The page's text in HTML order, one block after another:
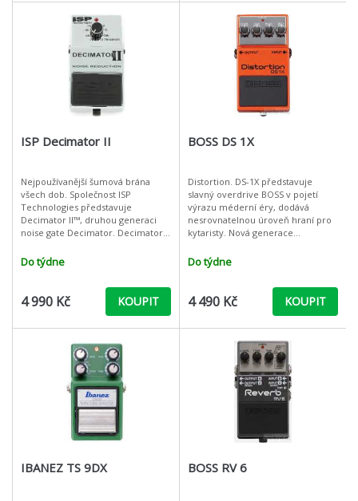
ISP Decimator II
Nejpoužívanější šumová brána
všech dob. Společnost ISP
Technologies představuje
Decimator II™, druhou generaci
noise gate Decimator. Decimator II
inovace, které jsou tak jedinečné,
že jso
Do týdne
4 990 Kč KOUPIT
BOSS DS 1X
Distortion. DS-1X představuje
slavný overdrive BOSS v pojetí
výrazu méderní éry, dodává
nesrovnatelnou úroveň hraní pro
kytaristy. Nová generace
let inovací designu pedálů s
nejpokrokověj
Do týdne
4 490 Kč KOUPIT
IBANEZ TS 9DX BOSS RV 6